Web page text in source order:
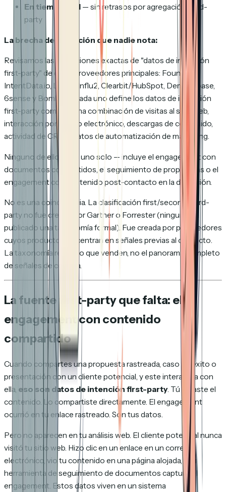
En tiempo real — sin retrasos por agregación third-
party
La brecha de definición que nadie nota:
Revisamos las definiciones exactas de "datos de intención
first-party" de ocho proveedores principales: Foundry,
IntentData.io, Lift AI, Influ2, Clearbit/HubSpot, Demandbase,
6sense y Bombora. Cada uno define los datos de intención
first-party como alguna combinación de visitas al sitio web,
interacción por correo electrónico, descargas de contenido,
actividad de CRM y datos de automatización de marketing.
Ninguno de ellos — ni uno solo — incluye el engagement con
documentos compartidos, el seguimiento de propuestas o el
engagement con contenido post-contacto en la definición.
No es una coincidencia. La clasificación first/second/third-
party no fue creada por Gartner o Forrester (ninguno ha
publicado una taxonomía formal). Fue creada por proveedores
cuyos productos se centran en señales previas al contacto.
La taxonomía refleja lo que venden, no el panorama completo
de señales de compra.
La fuente first-party que falta: el
engagement con contenido
compartido
Cuando compartes una propuesta rastreada, caso de éxito o
presentación con un cliente potencial, y este interactúa con
ella, eso son datos de intención first-party. Tú creaste el
contenido. Lo compartiste directamente. El engagement
ocurrió en tu enlace rastreado. Son tus datos.
Pero no aparecen en tu análisis web. El cliente potencial nunca
visitó tu sitio web. Hizo clic en un enlace en un correo
electrónico, vio tu contenido en una página alojada, y tu
herramienta de seguimiento de documentos capturó el
engagement. Estos datos viven en un sistema